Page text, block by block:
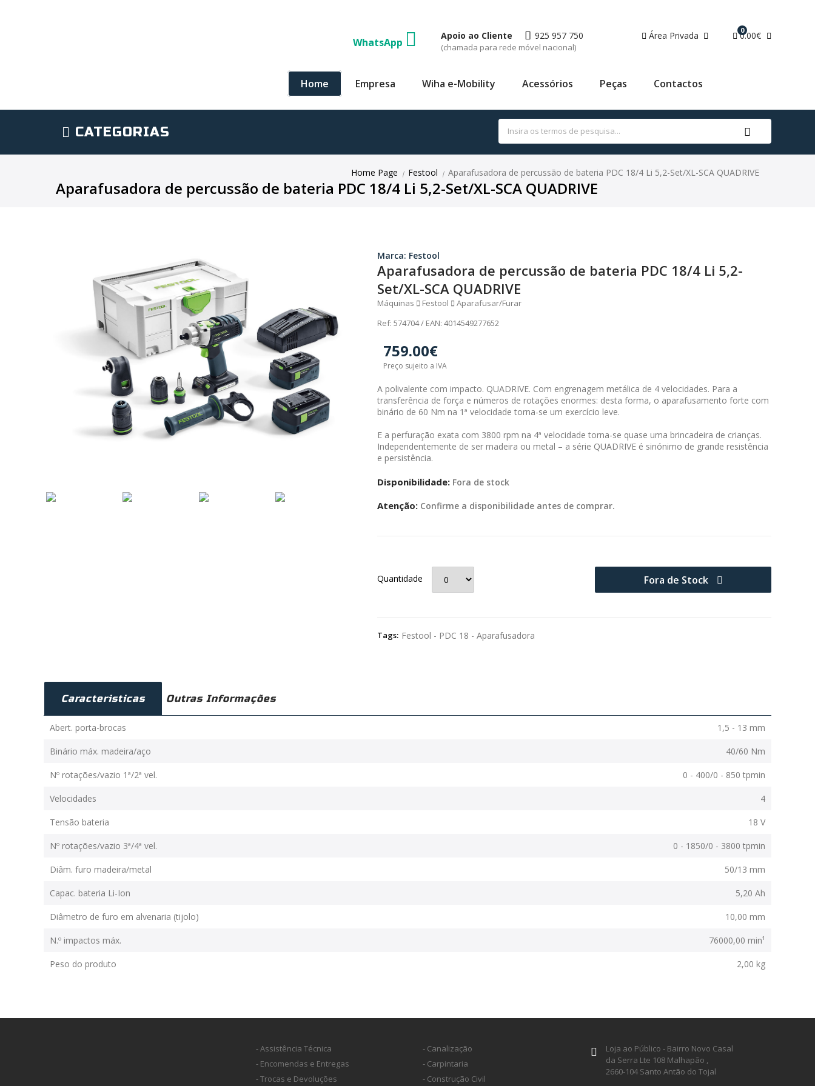
WhatsApp
Apoio ao Cliente 925 957 750
(chamada para rede móvel nacional)
Área Privada 0
0.00€
Home Empresa Wiha e-Mobility Acessórios Peças Contactos
CATEGORIAS
Home Page | Festool | Aparafusadora de percussão de bateria PDC 18/4 Li 5,2-Set/XL-SCA QUADRIVE
Aparafusadora de percussão de bateria PDC 18/4 Li 5,2-Set/XL-SCA QUADRIVE
Marca: Festool
Aparafusadora de percussão de bateria PDC 18/4 Li 5,2-
Set/XL-SCA QUADRIVE
Máquinas Festool
Aparafusar/Furar
Ref: 574704 / EAN: 4014549277652
759.00€
Preço sujeito a IVA
A polivalente com impacto. QUADRIVE. Com engrenagem metálica de 4 velocidades. Para a
transferência de força e números de rotações enormes: desta forma, o aparafusamento forte com
binário de 60 Nm na 1ª velocidade torna-se um exercício leve.
E a perfuração exata com 3800 rpm na 4ª velocidade torna-se quase uma brincadeira de crianças.
Independentemente de ser madeira ou metal – a série QUADRIVE é sinónimo de grande resistência
e persistência.
Disponibilidade: Fora de stock
Atenção: Confirme a disponibilidade antes de comprar.
Quantidade Fora de Stock
Tags: Festool - PDC 18 - Aparafusadora
Caracteristicas Outras Informações
Abert. porta-brocas 1,5 - 13 mm
Binário máx. madeira/aço 40/60 Nm
Nº rotações/vazio 1ª/2ª vel. 0 - 400/0 - 850 tpmin
Velocidades 4
Tensão bateria 18 V
Nº rotações/vazio 3ª/4ª vel. 0 - 1850/0 - 3800 tpmin
Diâm. furo madeira/metal 50/13 mm
Capac. bateria Li-Ion 5,20 Ah
Diâmetro de furo em alvenaria (tijolo) 10,00 mm
N.º impactos máx. 76000,00 min¹
Peso do produto 2,00 kg
- Assistência Técnica
- Encomendas e Entregas
- Trocas e Devoluções
- Canalização
- Carpintaria
- Construção Civil
Loja ao Público - Bairro Novo Casal
da Serra Lte 108 Malhapão ,
2660-104 Santo Antão do Tojal